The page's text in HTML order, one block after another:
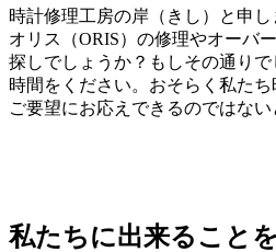
時計修理工房の岸（きし）と申し
オリス（ORIS）の修理やオーバ
探しでしょうか？もしその通り
時間をください。おそらく私た
ご要望にお応えできるのではない
私たちに出来ることを